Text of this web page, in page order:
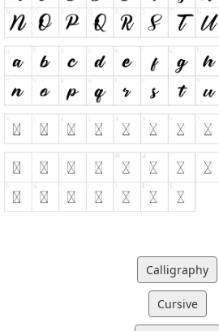
Calligraphy
Cursive